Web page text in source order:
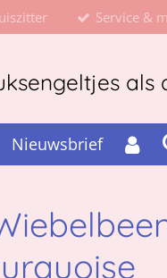
Service &
Nieuwsbrief